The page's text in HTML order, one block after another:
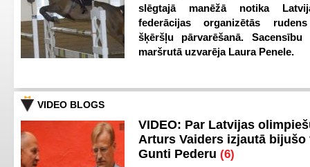
slēgtajā manēžā notika
federācijas organizētās
šķēršļu pārvarēšanā. Sacensību
maršrutā uzvarēja Laura Penele.
VIDEO BLOGS
VIDEO: Par Latvijas
Arturs Vaiders izjautā bijušo
Gunti Pederu (6)